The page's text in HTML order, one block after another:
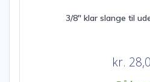
3/8″ klar slange til
kr.